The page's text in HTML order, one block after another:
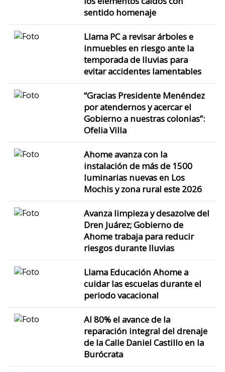
sentido homenaje
Llama PC a revisar árboles e
inmuebles en riesgo ante la
temporada de lluvias para
evitar accidentes lamentables
“Gracias Presidente Menéndez
por atendernos y acercar el
Gobierno a nuestras colonias”:
Ofelia Villa
Ahome avanza con la
instalación de más de 1500
luminarias nuevas en Los
Mochis y zona rural este 2026
Avanza limpieza y desazolve del
Dren Juárez; Gobierno de
Ahome trabaja para reducir
riesgos durante lluvias
Llama Educación Ahome a
cuidar las escuelas durante el
periodo vacacional
Al 80% el avance de la
reparación integral del drenaje
de la Calle Daniel Castillo en la
Burócrata